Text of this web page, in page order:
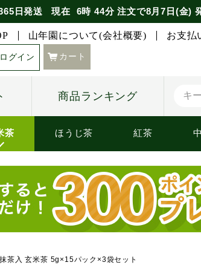
日発送 現在 6時 44分注文で8月7日(金)
山年園について(会社概要) お支払
ログイン カート
商品ランキング
茶 ほうじ茶 紅茶
茶入 玄米茶 5g×15パック×3袋セット